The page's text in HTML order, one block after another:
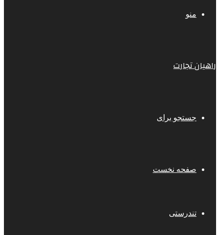
منو
راهیان تجارت
جستجو برای
صفحه نخست
تندرستی